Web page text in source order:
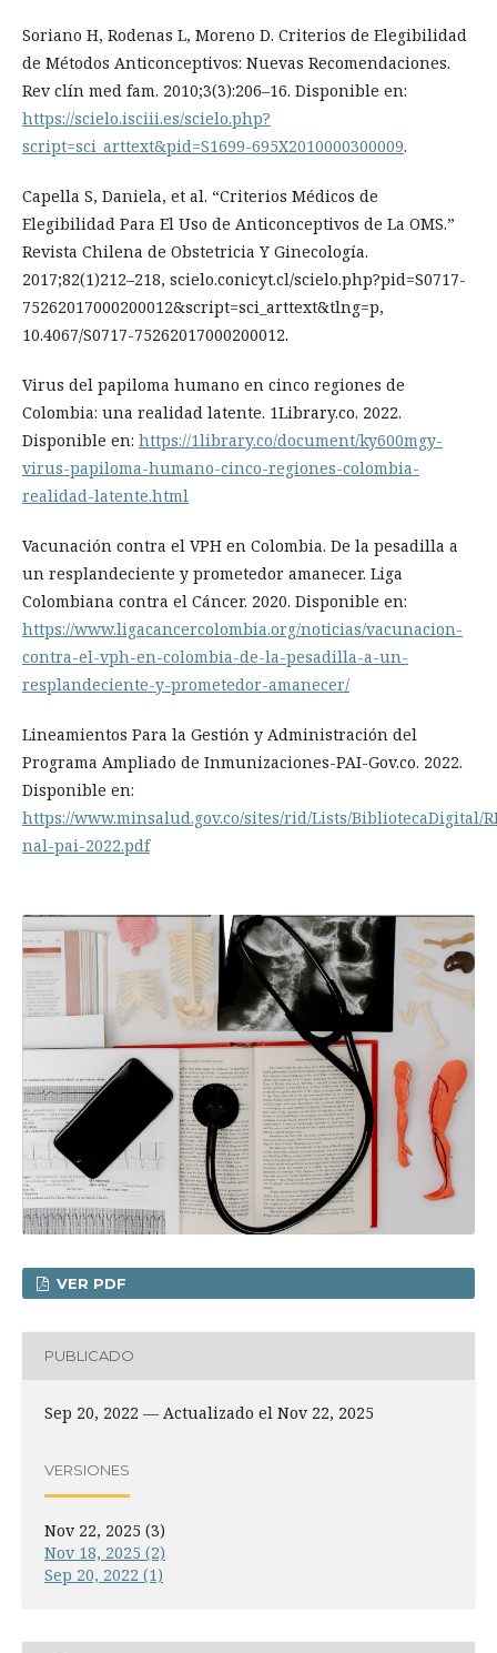
Soriano H, Rodenas L, Moreno D. Criterios de Elegibilidad
de Métodos Anticonceptivos: Nuevas Recomendaciones.
Rev clín med fam. 2010;3(3):206–16. Disponible en:
https://scielo.isciii.es/scielo.php?
script=sci_arttext&pid=S1699-695X2010000300009.
Capella S, Daniela, et al. “Criterios Médicos de
Elegibilidad Para El Uso de Anticonceptivos de La OMS.”
Revista Chilena de Obstetricia Y Ginecología.
2017;82(1)212–218, scielo.conicyt.cl/scielo.php?pid=S0717-
75262017000200012&script=sci_arttext&tlng=p,
10.4067/S0717-75262017000200012.
Virus del papiloma humano en cinco regiones de
Colombia: una realidad latente. 1Library.co. 2022.
Disponible en: https://1library.co/document/ky600mgy-
virus-papiloma-humano-cinco-regiones-colombia-
realidad-latente.html
Vacunación contra el VPH en Colombia. De la pesadilla a
un resplandeciente y prometedor amanecer. Liga
Colombiana contra el Cáncer. 2020. Disponible en:
https://www.ligacancercolombia.org/noticias/vacunacion-
contra-el-vph-en-colombia-de-la-pesadilla-a-un-
resplandeciente-y-prometedor-amanecer/
Lineamientos Para la Gestión y Administración del
Programa Ampliado de Inmunizaciones-PAI-Gov.co. 2022.
Disponible en:
https://www.minsalud.gov.co/sites/rid/Lists/BibliotecaDigital/
nal-pai-2022.pdf
VER PDF
PUBLICADO
Sep 20, 2022 — Actualizado el Nov 22, 2025
VERSIONES
Nov 22, 2025 (3)
Nov 18, 2025 (2)
Sep 20, 2022 (1)